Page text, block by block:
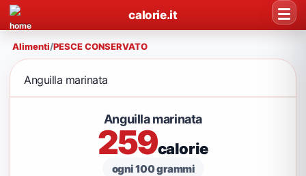
calorie.it
Alimenti/PESCE CONSERVATO
Anguilla marinata
Anguilla marinata
259calorie
ogni 100 grammi